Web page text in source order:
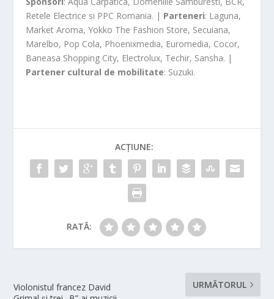
Retele Electrice si PPC Romania. | Parteneri: Laguna,
Market Aroma, Yokko The Fashion Store, Secuiana,
Marelbo, Pop Cola, Phoenixmedia, Euromedia, Cocor,
Baneasa Shopping City, Electrolux, Techir, Sansha. |
Partener cultural de mobilitate: Suzuki.
ACȚIUNE:
RATĂ:
Violonistul francez David
URMĂTORUL